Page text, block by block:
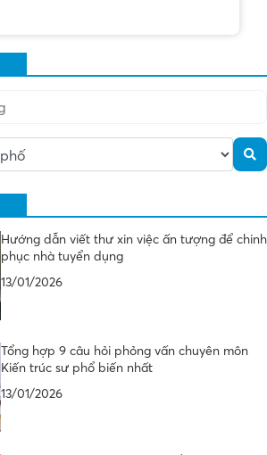
Hướng dẫn viết thư xin việc ấn tượng để chinh
phục nhà tuyển dụng
13/01/2026
Tổng hợp 9 câu hỏi phỏng vấn chuyên môn
Kiến trúc sư phổ biến nhất
13/01/2026